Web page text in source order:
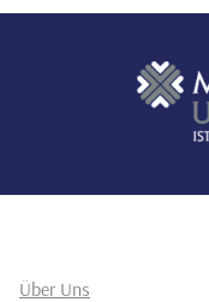
Über Uns